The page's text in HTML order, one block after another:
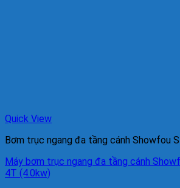
Quick View
Bơm trục ngang đa tầng cánh Showfou
Máy bơm trục ngang đa tầng cánh
4T (4.0kw)